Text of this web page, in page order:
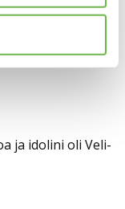
hienoimmat
ja idolini oli Veli-